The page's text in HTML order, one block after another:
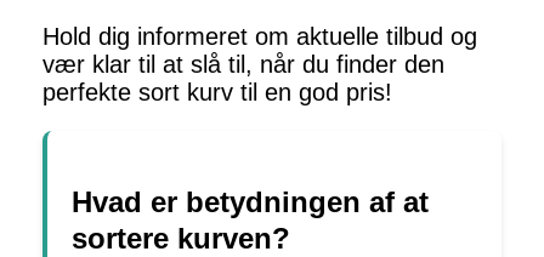
Hold dig informeret om aktuelle tilbud og
vær klar til at slå til, når du finder den
perfekte sort kurv til en god pris!
Hvad er betydningen af ​​at
sortere kurven?